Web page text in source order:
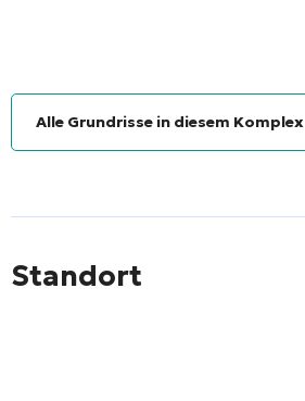
Alle Grundrisse in diesem Komplex
Standort